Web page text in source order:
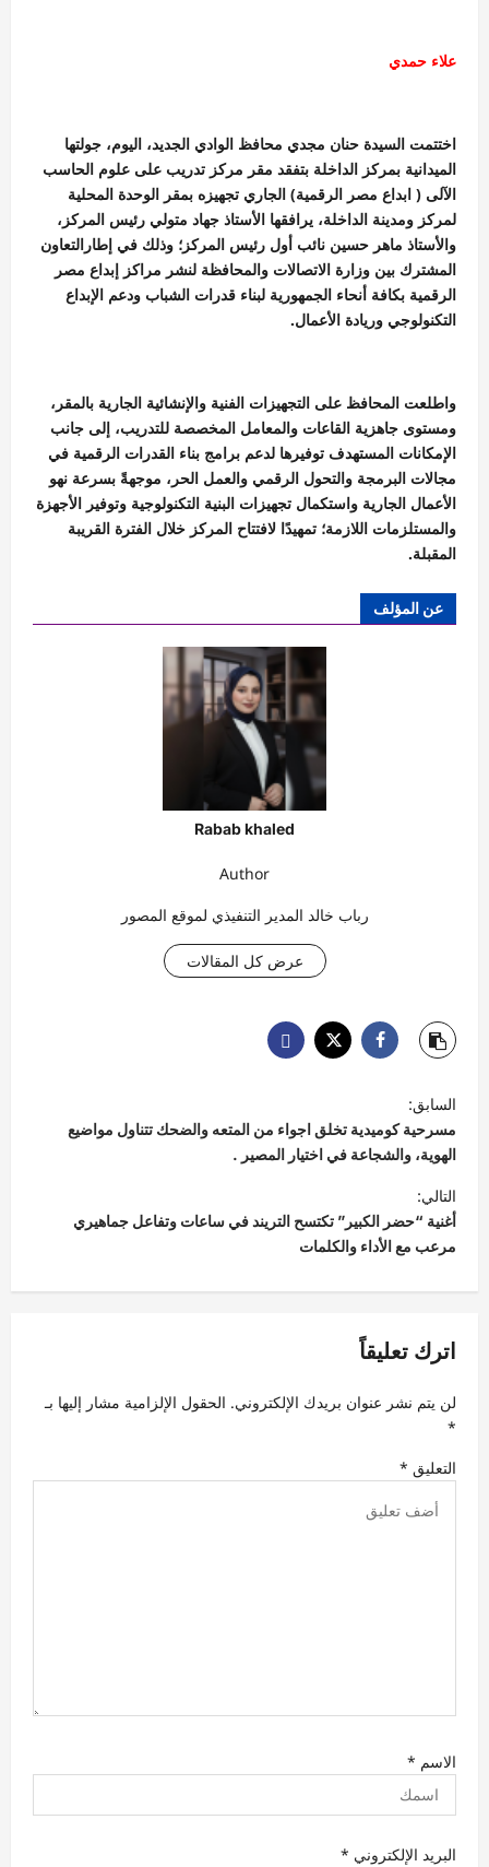
علاء حمدي
اختتمت السيدة حنان مجدي محافظ الوادي الجديد، اليوم، جولتها
الميدانية بمركز الداخلة بتفقد مقر مركز تدريب على علوم الحاسب
الآلى ( ابداع مصر الرقمية) الجاري تجهيزه بمقر الوحدة المحلية
لمركز ومدينة الداخلة، يرافقها الأستاذ جهاد متولي رئيس المركز،
والأستاذ ماهر حسين نائب أول رئيس المركز؛ وذلك في إطارالتعاون
المشترك بين وزارة الاتصالات والمحافظة لنشر مراكز إبداع مصر
الرقمية بكافة أنحاء الجمهورية لبناء قدرات الشباب ودعم الإبداع
التكنولوجي وريادة الأعمال.
واطلعت المحافظ على التجهيزات الفنية والإنشائية الجارية بالمقر،
ومستوى جاهزية القاعات والمعامل المخصصة للتدريب، إلى جانب
الإمكانات المستهدف توفيرها لدعم برامج بناء القدرات الرقمية في
مجالات البرمجة والتحول الرقمي والعمل الحر، موجهةً بسرعة نهو
الأعمال الجارية واستكمال تجهيزات البنية التكنولوجية وتوفير الأجهزة
والمستلزمات اللازمة؛ تمهيدًا لافتتاح المركز خلال الفترة القريبة
المقبلة.
عن المؤلف
Rabab khaled
Author
رباب خالد المدير التنفيذي لموقع المصور
عرض كل المقالات
ص
فّ
ح
ا
ل
م
ا
ل
ا
ت
السابق:
مسرحية كوميدية تخلق اجواء من المتعه والضحك تتناول مواضيع
الهوية، والشجاعة في اختيار المصير .
التالي:
أغنية “حضر الكبير” تكتسح التريند في ساعات وتفاعل جماهيري
مرعب مع الأداء والكلمات
اترك تعليقاً
لن يتم نشر عنوان بريدك الإلكتروني. الحقول الإلزامية مشار إليها بـ
*
التعليق *
الاسم *
البريد الإلكتروني *